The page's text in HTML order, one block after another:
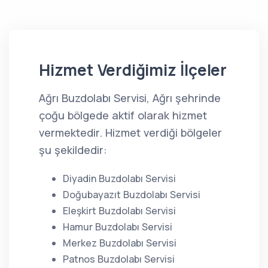
Hizmet Verdiğimiz İlçeler
Ağrı Buzdolabı Servisi, Ağrı şehrinde
çoğu bölgede aktif olarak hizmet
vermektedir. Hizmet verdiği bölgeler
şu şekildedir:
Diyadin Buzdolabı Servisi
Doğubayazıt Buzdolabı Servisi
Eleşkirt Buzdolabı Servisi
Hamur Buzdolabı Servisi
Merkez Buzdolabı Servisi
Patnos Buzdolabı Servisi